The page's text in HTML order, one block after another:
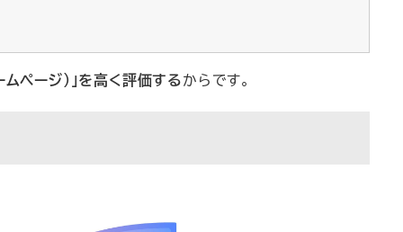
ページ）」を高く評価するからです。